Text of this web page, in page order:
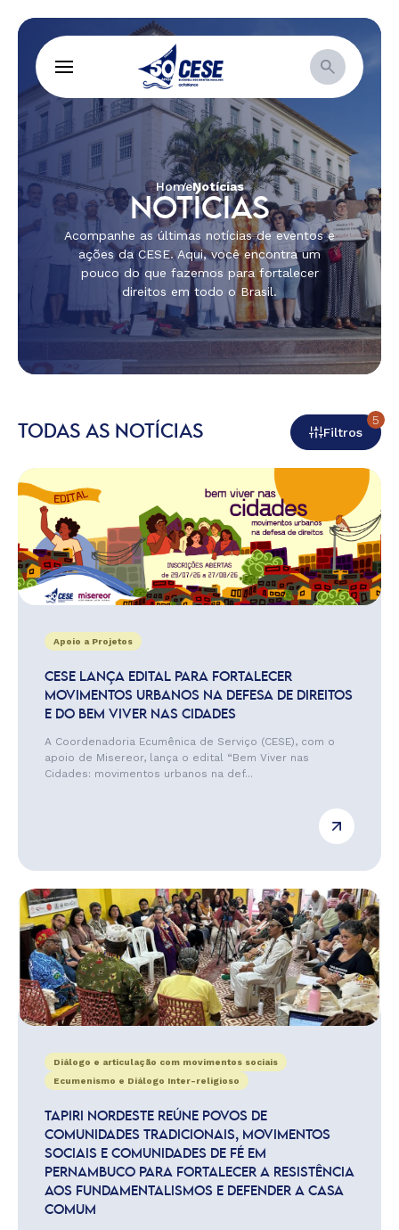
HomeNotícias
NOTÍCIAS
Acompanhe as últimas notícias de eventos e
ações da CESE. Aqui, você encontra um
pouco do que fazemos para fortalecer
direitos em todo o Brasil.
TODAS AS NOTÍCIAS Filtros
5
Apoio a Projetos
CESE LANÇA EDITAL PARA FORTALECER
MOVIMENTOS URBANOS NA DEFESA DE DIREITOS
E DO BEM VIVER NAS CIDADES
A Coordenadoria Ecumênica de Serviço (CESE), com o
apoio de Misereor, lança o edital “Bem Viver nas
Cidades: movimentos urbanos na def...
Diálogo e articulação com movimentos sociais
Ecumenismo e Diálogo Inter-religioso
TAPIRI NORDESTE REÚNE POVOS DE
COMUNIDADES TRADICIONAIS, MOVIMENTOS
SOCIAIS E COMUNIDADES DE FÉ EM
PERNAMBUCO PARA FORTALECER A RESISTÊNCIA
AOS FUNDAMENTALISMOS E DEFENDER A CASA
COMUM